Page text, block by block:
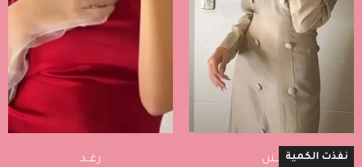
نفذت الكمية لـنن رغــد